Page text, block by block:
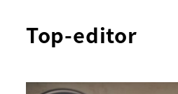
Top-editor